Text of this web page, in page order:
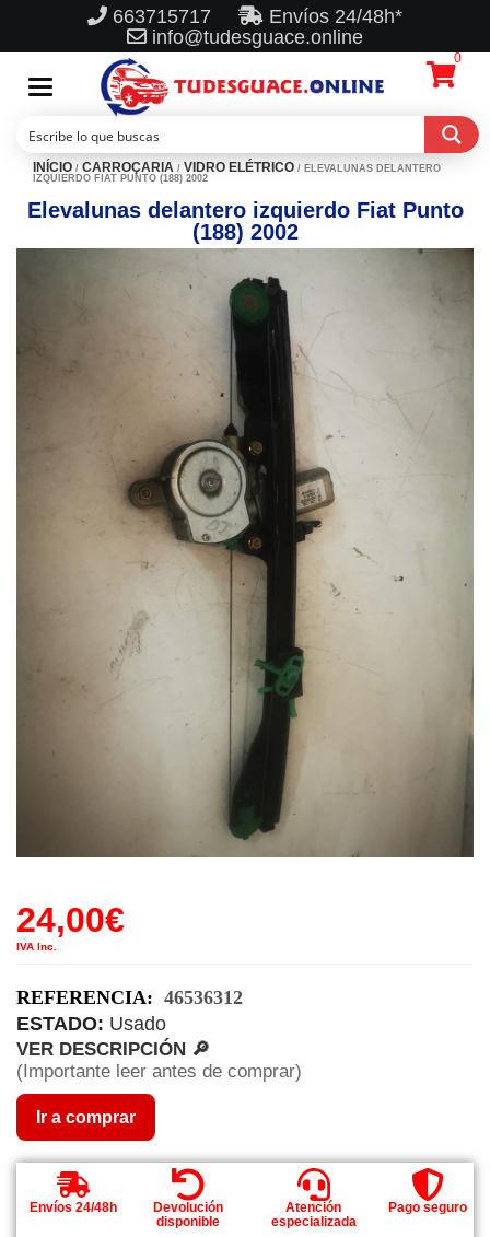
663715717
Envíos 24/48h*
info@tudesguace.online
Toggle
navigation
0
INÍCIO / CARROÇARIA / VIDRO ELÉTRICO / ELEVALUNAS DELANTERO
IZQUIERDO FIAT PUNTO (188) 2002
Elevalunas delantero izquierdo Fiat Punto
(188) 2002
24,00€
IVA Inc.
REFERENCIA: 46536312
ESTADO: Usado
VER DESCRIPCIÓN 🔎
(Importante leer antes de comprar)
Ir a comprar
Envíos 24/48h
Devolución
disponible
Atención
especializada
Pago seguro